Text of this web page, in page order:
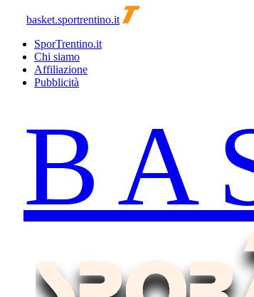
basket.sportrentino.it
SporTrentino.it
Chi siamo
Affiliazione
Pubblicità